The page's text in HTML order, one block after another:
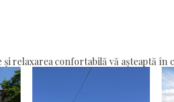
relaxarea confortabilă vă așteaptă în